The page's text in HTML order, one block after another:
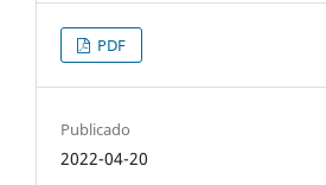
PDF
Publicado
2022-04-20